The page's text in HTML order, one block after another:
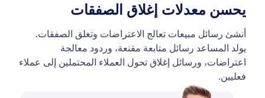
يحسن معدلات إغلاق الصفقات
أنشئ رسائل مبيعات تعالج الاعتراضات وتغلق الصفقات.
يولد المساعد رسائل متابعة مقنعة، وردود معالجة
اعتراضات، ورسائل إغلاق تحول العملاء المحتملين إلى عملاء
فعليين.